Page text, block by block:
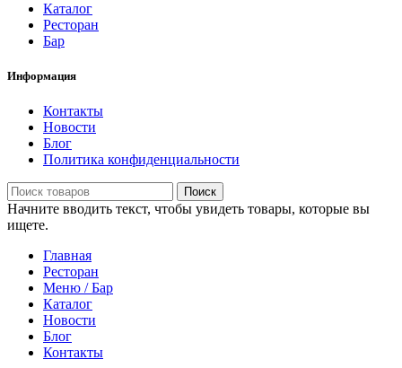
Каталог
Ресторан
Бар
Информация
Контакты
Новости
Блог
Политика конфиденциальности
Поиск
Начните вводить текст, чтобы увидеть товары, которые вы
ищете.
Главная
Ресторан
Меню / Бар
Каталог
Новости
Блог
Контакты